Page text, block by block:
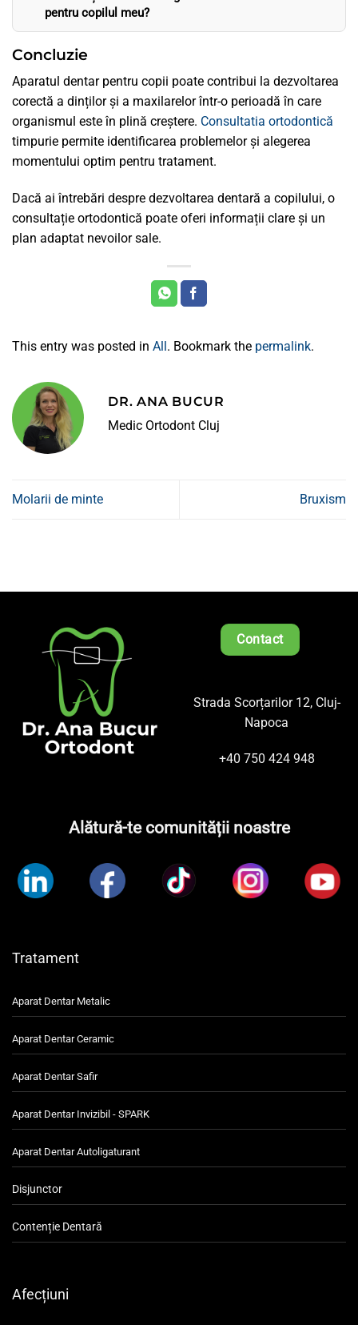
pentru copilul meu?
Concluzie
Aparatul dentar pentru copii poate contribui la dezvoltarea
corectă a dinților și a maxilarelor într-o perioadă în care
organismul este în plină creștere. Consultatia ortodontică
timpurie permite identificarea problemelor și alegerea
momentului optim pentru tratament.
Dacă ai întrebări despre dezvoltarea dentară a copilului, o
consultație ortodontică poate oferi informații clare și un
plan adaptat nevoilor sale.
This entry was posted in All . Bookmark the permalink.
DR. ANA BUCUR
Medic Ortodont Cluj
Molarii de minte Bruxism
Contact
Strada Scorțarilor 12, Cluj-
Napoca
+40 750 424 948
Alătură-te comunității noastre
Tratament
Aparat Dentar Metalic
Aparat Dentar Ceramic
Aparat Dentar Safir
Aparat Dentar Invizibil - SPARK
Aparat Dentar Autoligaturant
Disjunctor
Contenție Dentară
Afecțiuni